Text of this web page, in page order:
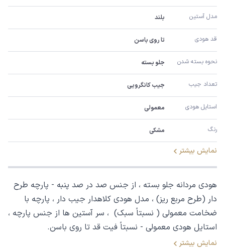
مدل آستین بلند
قد هودی تا روی باسن
نحوه بسته شدن جلو بسته
تعداد جیب جیب کانگرویی
استایل هودی معمولی
رنگ مشکی
نمایش بیشتر
هودی مردانه جلو بسته ، از جنس صد در صد پنبه - پارچه طرح
دار (طرح مربع ریز) ، مدل هودی کلاهدار جیب دار ، پارچه با
ضخامت معمولی ( نسبتاً سبک) ، سر آستین ها از جنس پارچه ،
استایل هودی معمولی - نسبتاً فیت قد تا روی باسن.
نمایش بیشتر